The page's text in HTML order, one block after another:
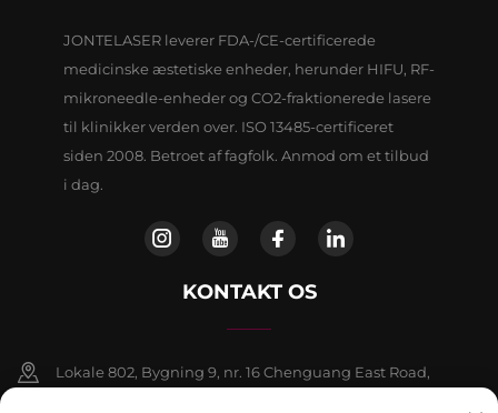
JONTELASER leverer FDA-/CE-certificerede
medicinske æstetiske enheder, herunder HIFU, RF-
mikroneedle-enheder og CO2-fraktionerede lasere
til klinikker verden over. ISO 13485-certificeret
siden 2008. Betroet af fagfolk. Anmod om et tilbud
i dag.
KONTAKT OS
Lokale 802, Bygning 9, nr. 16 Chenguang East Road,